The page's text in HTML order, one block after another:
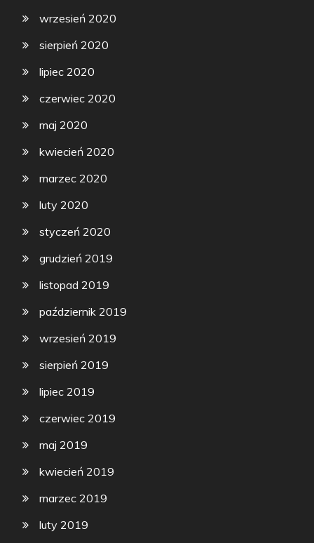
wrzesień 2020
sierpień 2020
lipiec 2020
czerwiec 2020
maj 2020
kwiecień 2020
marzec 2020
luty 2020
styczeń 2020
grudzień 2019
listopad 2019
październik 2019
wrzesień 2019
sierpień 2019
lipiec 2019
czerwiec 2019
maj 2019
kwiecień 2019
marzec 2019
luty 2019